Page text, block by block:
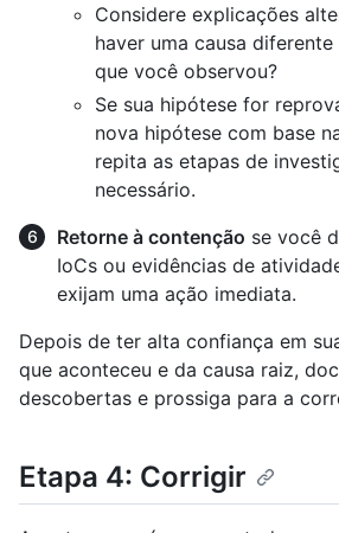
Considere explicações
haver uma causa
que você observou?
Se sua hipótese for
nova hipótese com base
repita as etapas de
necessário.
Retorne à contenção se você
IoCs ou evidências de
exijam uma ação imediata.
Depois de ter alta confiança em
que aconteceu e da causa raiz,
descobertas e prossiga para a
Etapa 4: Corrigir